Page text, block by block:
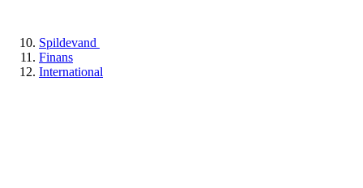
Spildevand
Finans
International